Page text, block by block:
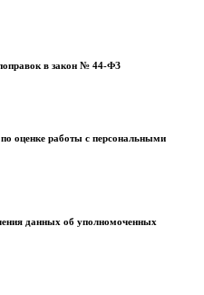
в закон № 44-ФЗ
оценке работы с персональными
данных об уполномоченных